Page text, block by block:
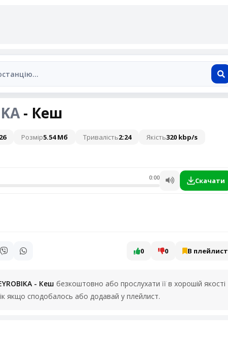
- Кеш
Розмір5.54 Мб Тривалість2:24 Якість320 kbp/s
0:00 Скачати
0 0 В плейлист
- Кеш безкоштовно або прослухати її в хорошій якості
якщо сподобалось або додавай у плейлист.